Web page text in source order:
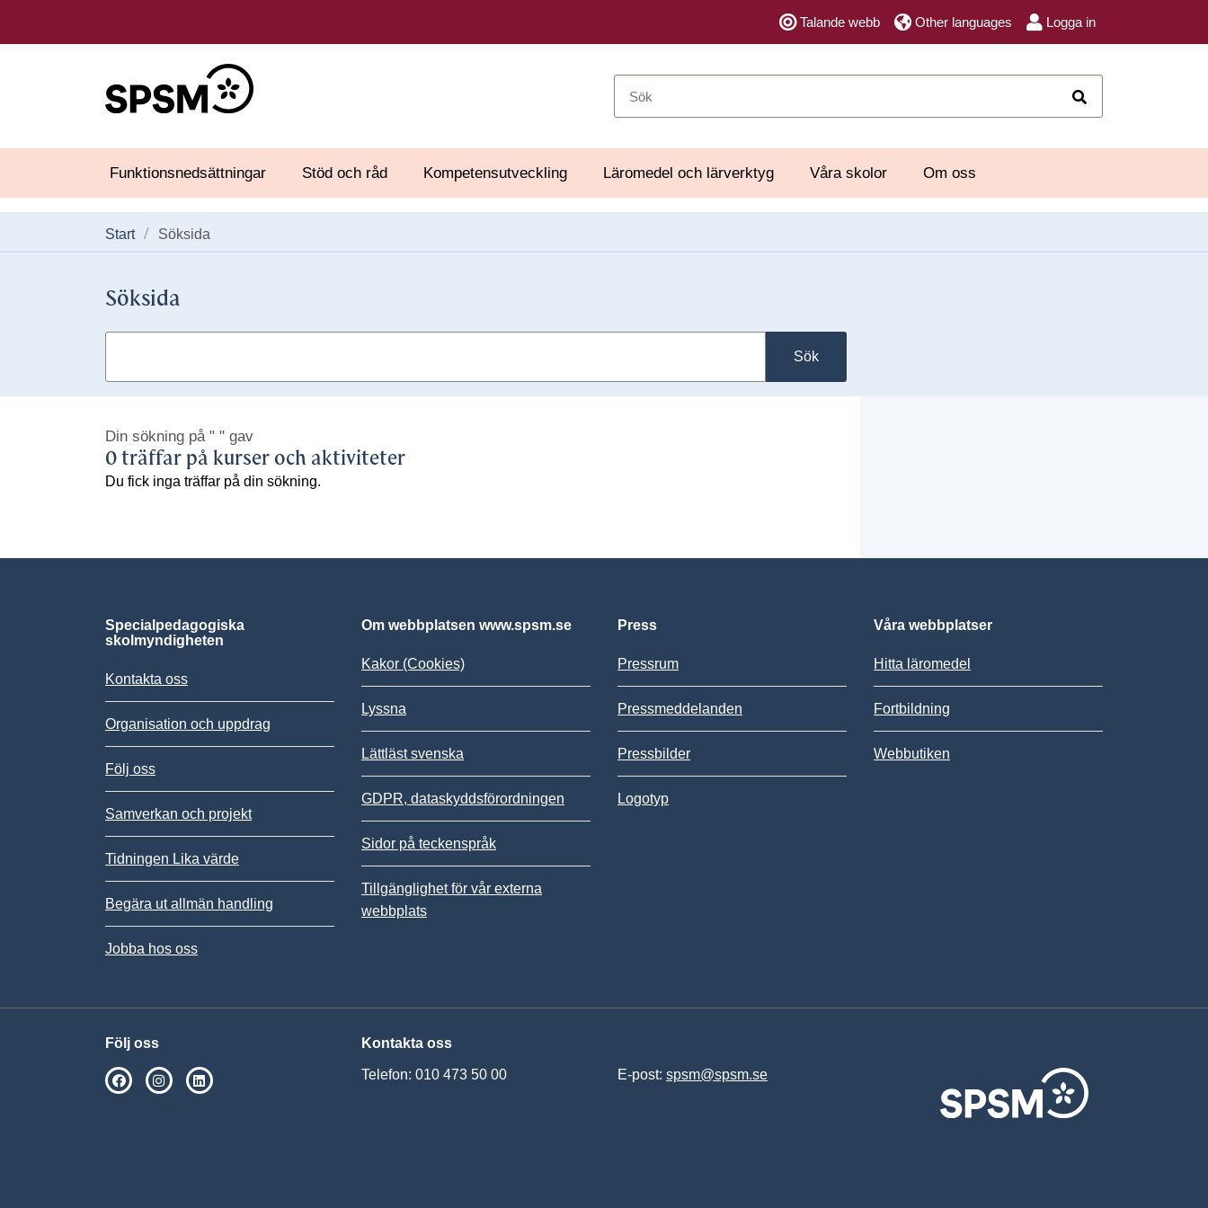
Talande webb Other languages Logga in
Funktionsnedsättningar Stöd och råd Kompetensutveckling Läromedel och lärverktyg Våra skolor Om oss
Start Söksida
Söksida
Sök
Din sökning på " " gav
0 träffar på kurser och aktiviteter
Du fick inga träffar på din sökning.
Specialpedagogiska
skolmyndigheten
Kontakta oss
Organisation och uppdrag
Följ oss
Samverkan och projekt
Tidningen Lika värde
Begära ut allmän handling
Jobba hos oss
Om webbplatsen www.spsm.se
Kakor (Cookies)
Lyssna
Lättläst svenska
GDPR, dataskyddsförordningen
Sidor på teckenspråk
Tillgänglighet för vår externa
webbplats
Press
Pressrum
Pressmeddelanden
Pressbilder
Logotyp
Våra webbplatser
Hitta läromedel
Fortbildning
Webbutiken
Följ oss
SPSM på Facebook
SPSM på Instagram
Kontakta oss
Telefon: 010 473 50 00 E-post: spsm@spsm.se